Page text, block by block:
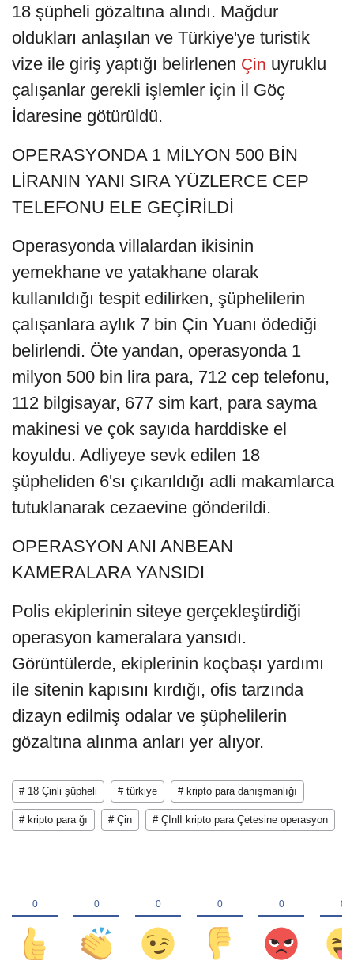
18 şüpheli gözaltına alındı. Mağdur
oldukları anlaşılan ve Türkiye'ye turistik
vize ile giriş yaptığı belirlenen Çin uyruklu
çalışanlar gerekli işlemler için İl Göç
İdaresine götürüldü.
OPERASYONDA 1 MİLYON 500 BİN
LİRANIN YANI SIRA YÜZLERCE CEP
TELEFONU ELE GEÇİRİLDİ
Operasyonda villalardan ikisinin
yemekhane ve yatakhane olarak
kullanıldığı tespit edilirken, şüphelilerin
çalışanlara aylık 7 bin Çin Yuanı ödediği
belirlendi. Öte yandan, operasyonda 1
milyon 500 bin lira para, 712 cep telefonu,
112 bilgisayar, 677 sim kart, para sayma
makinesi ve çok sayıda harddiske el
koyuldu. Adliyeye sevk edilen 18
şüpheliden 6'sı çıkarıldığı adli makamlarca
tutuklanarak cezaevine gönderildi.
OPERASYON ANI ANBEAN
KAMERALARA YANSIDI
Polis ekiplerinin siteye gerçekleştirdiği
operasyon kameralara yansıdı.
Görüntülerde, ekiplerinin koçbaşı yardımı
ile sitenin kapısını kırdığı, ofis tarzında
dizayn edilmiş odalar ve şüphelilerin
gözaltına alınma anları yer alıyor.
# 18 Çinli şüpheli # türkiye # kripto para danışmanlığı
# kripto para ğı # Çin # Çİnlİ kripto para Çetesine operasyon